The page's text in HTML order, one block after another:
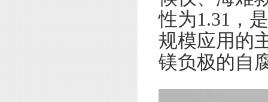
性为1.31，
规模应用的
镁负极的自